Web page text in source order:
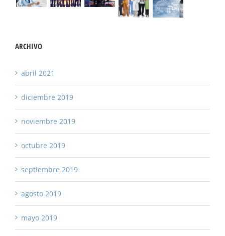
ARCHIVO
abril 2021
diciembre 2019
noviembre 2019
octubre 2019
septiembre 2019
agosto 2019
mayo 2019